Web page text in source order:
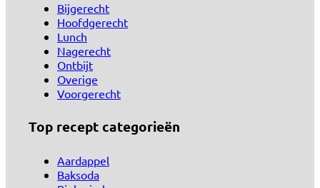
Bijgerecht
Hoofdgerecht
Lunch
Nagerecht
Ontbijt
Overige
Voorgerecht
Top recept categorieën
Aardappel
Baksoda